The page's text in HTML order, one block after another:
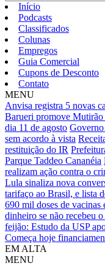
Início
Podcasts
Classificados
Colunas
Empregos
Guia Comercial
Cupons de Desconto
Contato
MENU
Anvisa registra 5 novas
Barueri promove Mutirão
dia 11 de agosto Governo
sem acordo à vista
restituição do IR
Parque Taddeo Cananéia
realizam ação contra o
Lula sinaliza nova
tarifaço ao Brasil, e lista
690 mil doses de vacinas
dinheiro se não recebeu
feijão: Estudo da USP
Começa hoje
EM ALTA
MENU